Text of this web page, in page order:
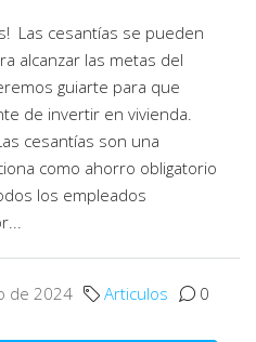
Las cesantías se pueden
alcanzar las metas del
guiarte para que
de invertir en vivienda.
cesantías son una
como ahorro obligatorio
los empleados
de 2024 Articulos 0